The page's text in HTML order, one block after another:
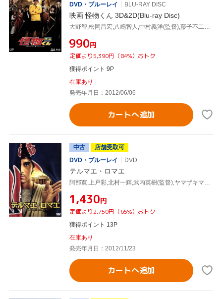
DVD・ブルーレイ
BLU-RAY DISC
映画 怪物くん 3D&2D(Blu-ray Disc)
¥990円
定価より5,390円（84%）おトク
獲得ポイント 9P
在庫あり
発売年月日：2012/06/06
カートへ追加
中古
店舗受取可
DVD・ブルーレイ
DVD
テルマエ・ロマエ
¥1,430円
定価より2,750円（65%）おトク
獲得ポイント 13P
在庫あり
発売年月日：2012/11/23
カートへ追加